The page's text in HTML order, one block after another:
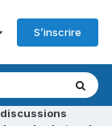
S’inscrire
discussions